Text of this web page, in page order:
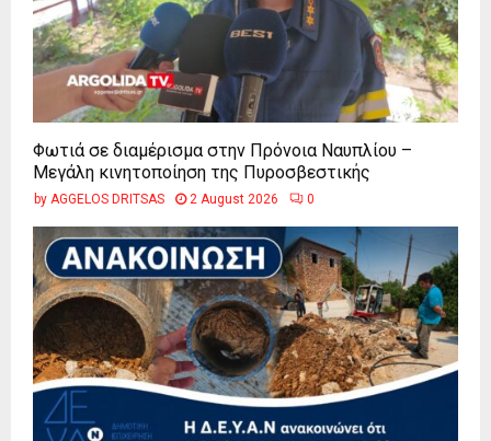
Φωτιά σε διαμέρισμα στην Πρόνοια Ναυπλίου –
Μεγάλη κινητοποίηση της Πυροσβεστικής
by AGGELOS DRITSAS 2 August 2026 0